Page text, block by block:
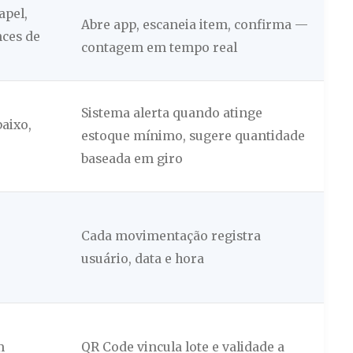
de
Abre app, escaneia item, confirma —
contagem em tempo real
Sistema alerta quando atinge
estoque mínimo, sugere quantidade
baseada em giro
Cada movimentação registra
usuário, data e hora
QR Code vincula lote e validade a